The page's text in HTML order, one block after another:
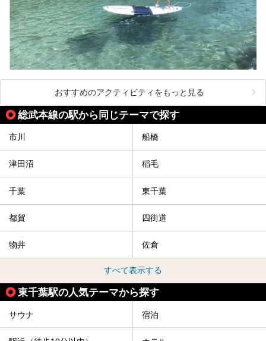
おすすめのアクティビティをもっと見る
総武本線の駅から同じテーマで探す
市川 船橋
津田沼 稲毛
千葉 東千葉
都賀 四街道
物井 佐倉
すべて表示する
東千葉駅の人気テーマから探す
サウナ 宿泊